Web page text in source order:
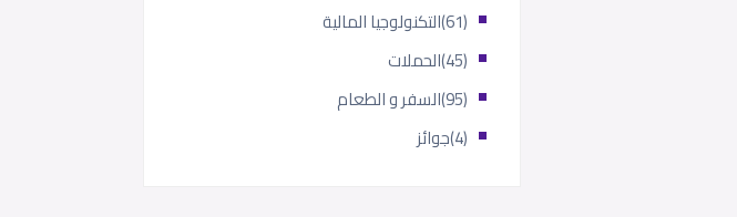
التكنولوجيا المالية
(61)
الحملات
(45)
السفر و الطعام
(95)
جوائز (4)